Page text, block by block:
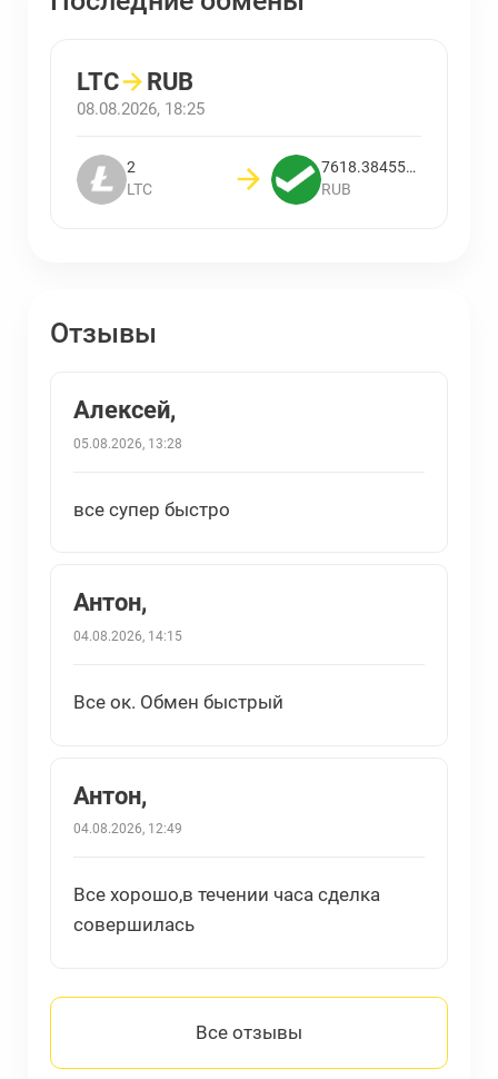
LTC→RUB
08.08.2026, 18:25
2
LTC
7618.3845527772
RUB
Отзывы
Алексей,
05.08.2026, 13:28
все супер быстро
Антон,
04.08.2026, 14:15
Все ок. Обмен быстрый
Антон,
04.08.2026, 12:49
Все хорошо,в течении часа сделка
совершилась
Все отзывы